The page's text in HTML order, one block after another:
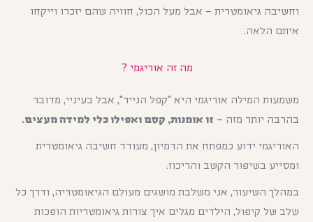
וחשיבה גיאומטרית – אבל מעל הכול, חוויה שהם יזכרו וייקחו
איתם הלאה.
מה זה אוריגמי ?
משמעות המילה אוריגמי היא "קפל הנייר", אבל בעיניי, מדובר
בהרבה יותר מזה – זו אומנות, קסם ואפילו כלי למידה מעצים.
האוריגמי ידוע כמפתח את הדמיון, מעודד חשיבה גיאומטרית
ומסייע בשיפור הקשב והריכוז.
במהלך השיעור, אני משלבת מושגים מעולם הגיאומטריה, ודרך כל
שלב של קיפול, הילדים מגלים איך צורות גיאומטריות הופכות